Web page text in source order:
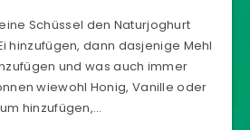
Schüssel den Naturjoghurt
hinzufügen, dann dasjenige Mehl
und was auch immer
wiewohl Honig, Vanille oder
hinzufügen,…